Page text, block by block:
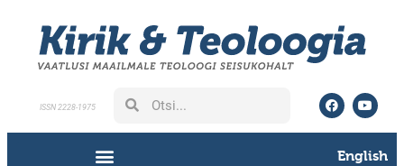
ISSN 2228-1975
English